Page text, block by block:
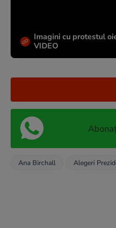
Imagini cu protestul
VIDEO
Ana Birchall Alegeri